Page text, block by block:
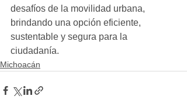
desafíos de la movilidad urbana,
brindando una opción eficiente,
sustentable y segura para la
ciudadanía.
Michoacán